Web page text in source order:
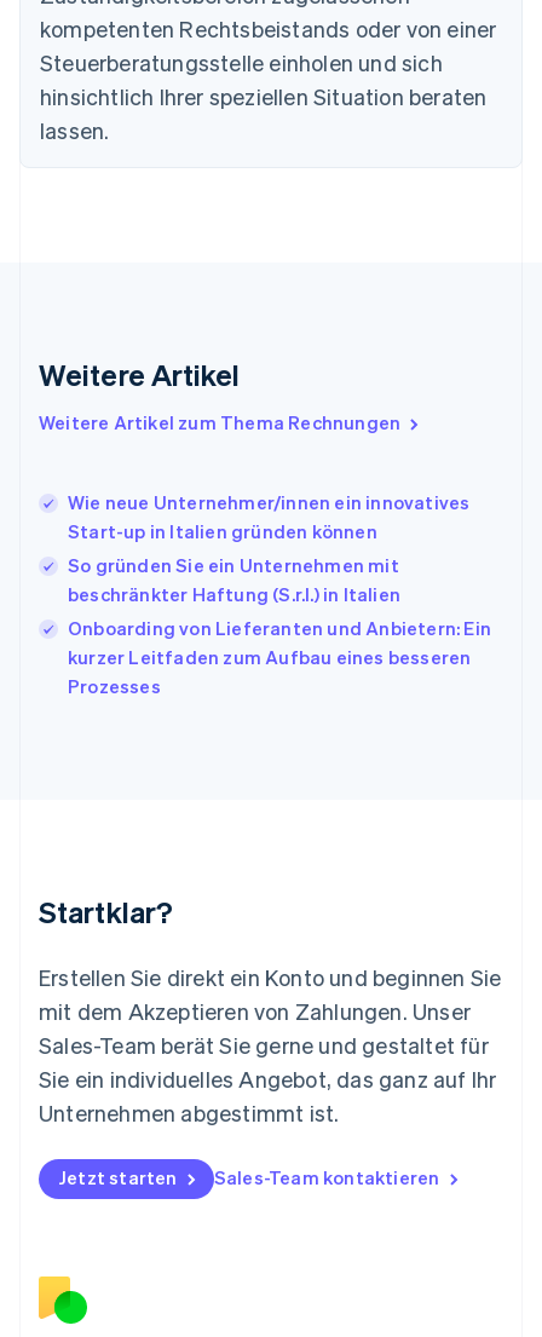
kompetenten Rechtsbeistands oder von einer
Steuerberatungsstelle einholen und sich
hinsichtlich Ihrer speziellen Situation beraten
lassen.
Weitere Artikel
Weitere Artikel zum Thema Rechnungen
Wie neue Unternehmer/innen ein innovatives
Start-up in Italien gründen können
So gründen Sie ein Unternehmen mit
beschränkter Haftung (S.r.l.) in Italien
Onboarding von Lieferanten und Anbietern: Ein
kurzer Leitfaden zum Aufbau eines besseren
Prozesses
Startklar?
Erstellen Sie direkt ein Konto und beginnen Sie
mit dem Akzeptieren von Zahlungen. Unser
Sales-Team berät Sie gerne und gestaltet für
Sie ein individuelles Angebot, das ganz auf Ihr
Unternehmen abgestimmt ist.
Jetzt starten Sales-Team kontaktieren
Estland
Festlandchina
简体中文English
Finnland
English
Frankreich
Irland
Italien
日本語 English
English Français
Kroatien
EnglishItaliano
English
Liechtenstein
DeutschEnglish
Mexiko
English
Niederlande
Nederlands English
Norwegen
English
Österreich
Polen
English
Portugal
Schweden
Svenska